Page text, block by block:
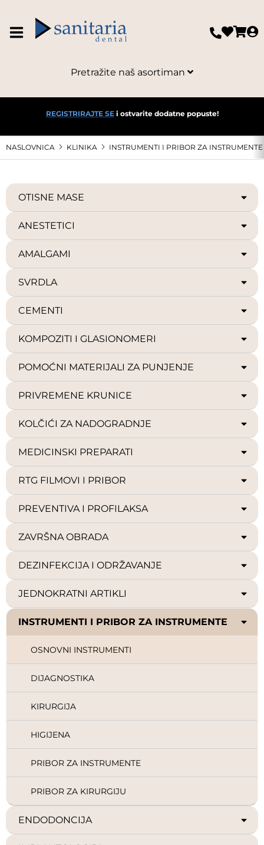
Pretražite naš asortiman
REGISTRIRAJTE SEi ostvarite dodatne popuste!
NASLOVNICA KLINIKA INSTRUMENTI I PRIBOR ZA INSTRUMENTE
OTISNE MASE
ANESTETICI
AMALGAMI
SVRDLA
CEMENTI
KOMPOZITI I GLASIONOMERI
POMOĆNI MATERIJALI ZA PUNJENJE
PRIVREMENE KRUNICE
KOLČIĆI ZA NADOGRADNJE
MEDICINSKI PREPARATI
RTG FILMOVI I PRIBOR
PREVENTIVA I PROFILAKSA
ZAVRŠNA OBRADA
DEZINFEKCIJA I ODRŽAVANJE
JEDNOKRATNI ARTIKLI
INSTRUMENTI I PRIBOR ZA INSTRUMENTE
OSNOVNI INSTRUMENTI
DIJAGNOSTIKA
KIRURGIJA
HIGIJENA
PRIBOR ZA INSTRUMENTE
PRIBOR ZA KIRURGIJU
ENDODONCIJA